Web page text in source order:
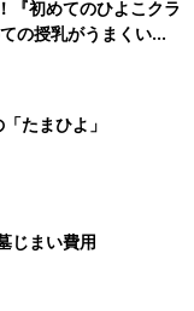
『初めてのひよこクラ
の授乳がうまくい
夏のトラブル 解決テ
たまひよ」
じまい費用